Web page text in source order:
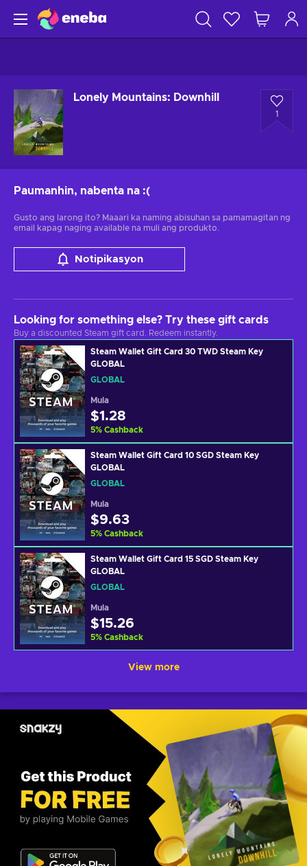
Lonely Mountains: Downhill
1
Paumanhin, nabenta na :(
Gusto ang larong ito? Maaari ka naming abisuhan sa pamamagitan ng
email kapag naging available na muli ang produkto.
Notipikasyon
Looking for something else? Try these gift cards
Buy a discounted Steam gift card. Redeem instantly.
Steam Wallet Gift Card 30 TWD Steam Key
GLOBAL
GLOBAL
Mula
$1.28
5% Cashback
Steam Wallet Gift Card 10 SGD Steam Key
GLOBAL
GLOBAL
Mula
$9.63
5% Cashback
Steam Wallet Gift Card 15 SGD Steam Key
GLOBAL
GLOBAL
Mula
$15.26
5% Cashback
View more